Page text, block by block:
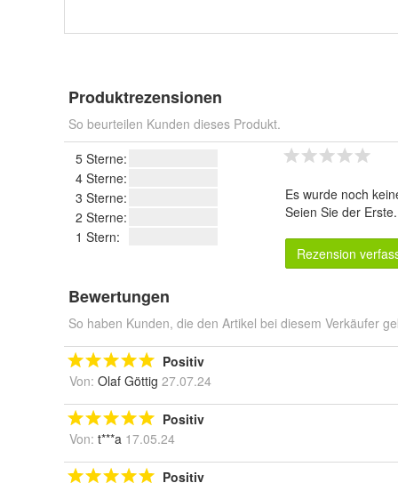
Produktrezensionen
So beurteilen Kunden dieses Produkt.
5 Sterne:
4 Sterne:
3 Sterne:
2 Sterne:
1 Stern:
Es wurde noch
Seien Sie der Erste.
Rezension
Bewertungen
So haben Kunden, die den Artikel bei diesem Verkäufer
Positiv
Von: Olaf Göttig 27.07.24
Positiv
Von: t***a 17.05.24
Positiv